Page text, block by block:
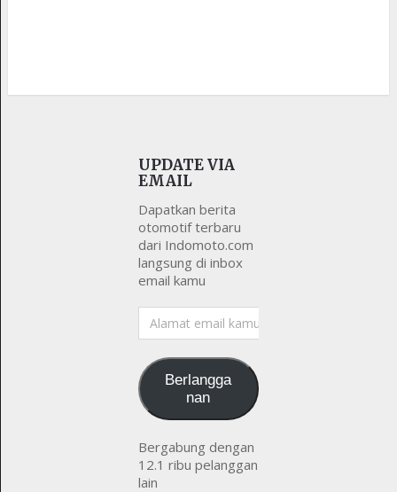
UPDATE VIA
EMAIL
Dapatkan berita
otomotif terbaru
dari Indomoto.com
langsung di inbox
email kamu
Alamat
email
Berlangga
nan
Bergabung dengan
12.1 ribu pelanggan
lain